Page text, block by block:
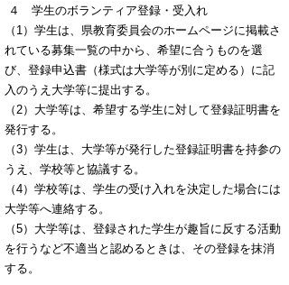
４ 学生のボランティア登録・受入れ
（1）学生は、県教育委員会のホームページに掲載さ
れている募集一覧の中から、希望に合うものを選
び、登録申込書（様式は大学等が別に定める）に記
入のうえ大学等に提出する。
（2）大学等は、希望する学生に対して登録証明書を
発行する。
（3）学生は、大学等が発行した登録証明書を持参の
うえ、学校等と協議する。
（4）学校等は、学生の受け入れを決定した場合には
大学等へ連絡する。
（5）大学等は、登録された学生が趣旨に反する活動
を行うなど不適当と認めるときは、その登録を抹消
する。